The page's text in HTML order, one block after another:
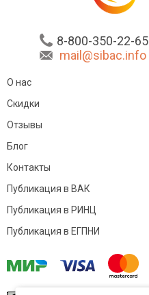
8-800-350-22-65
mail@sibac.info
О нас
Скидки
Отзывы
Блог
Контакты
Публикация в ВАК
Публикация в РИНЦ
Публикация в ЕГПНИ